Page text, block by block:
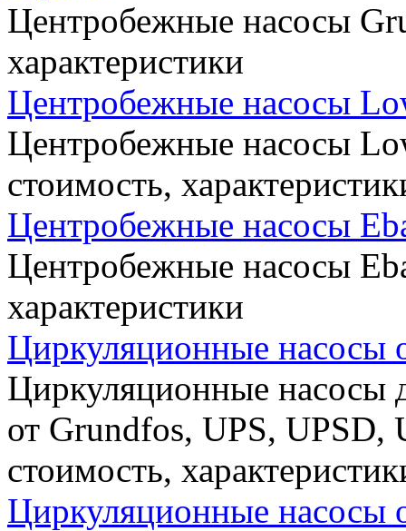
Центробежные насосы
характеристики
Центробежные насосы
Центробежные насосы
стоимость,
Центробежные насосы
Центробежные насосы
характеристики
Циркуляционные насосы
Циркуляционные насосы
от Grundfos, UPS, UPSD,
стоимость,
Циркуляционные насосы